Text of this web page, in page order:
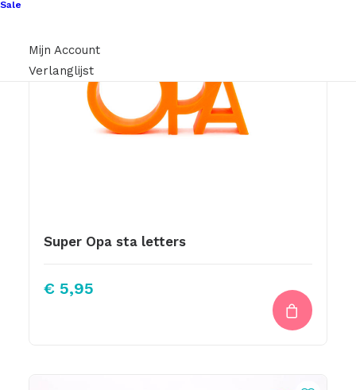
Sale
Mijn Account
Verlanglijst
Super Opa sta letters
€ 5,95